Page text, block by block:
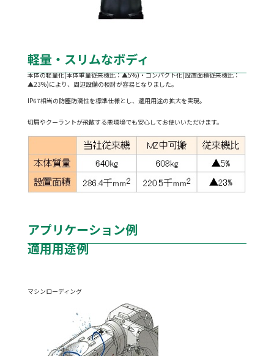
軽量・スリムなボディ
本体の軽量化(本体重量従来機比：▲5%)・コンパクト化(設置面積従来機比：
▲23%)により、周辺設備の検討が容易となりました。
IP67相当の防塵防滴性を標準仕様とし、適用用途の拡大を実現。
切屑やクーラントが飛散する悪環境でも安心してお使いいただけます。
アプリケーション例
適用用途例
マシンローディング